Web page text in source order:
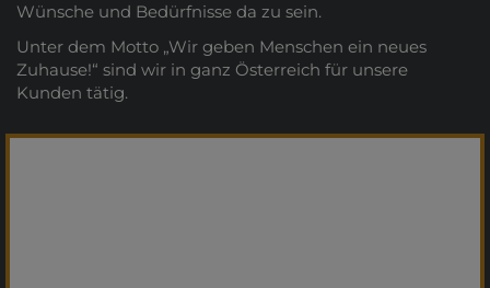
Wünsche und Bedürfnisse da zu sein.
Unter dem Motto „Wir geben Menschen ein neues
Zuhause!“ sind wir in ganz Österreich für unsere
Kunden tätig.